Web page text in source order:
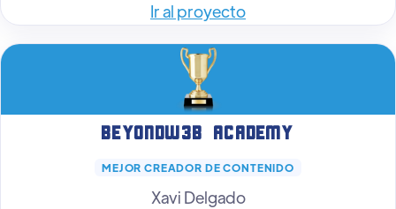
Ir al proyecto
Beyondw3b Academy
MEJOR CREADOR DE CONTENIDO
Xavi Delgado